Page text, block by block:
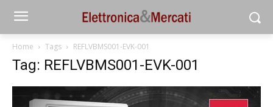
Home Tags REFLVBMS001-EVK-001
Tag: REFLVBMS001-EVK-001